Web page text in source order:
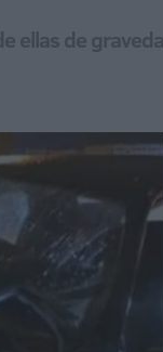
ellas de